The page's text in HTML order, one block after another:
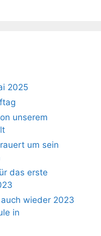
2025
unserem
um sein
das erste
wieder 2023
in